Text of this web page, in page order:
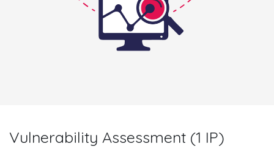
Vulnerability Assessment (1 IP)